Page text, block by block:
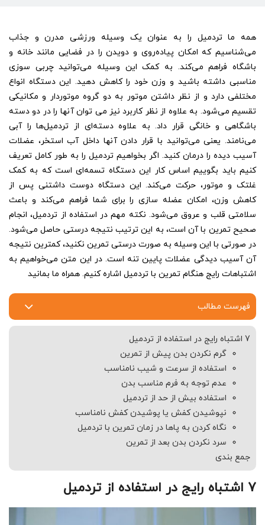
همه ما تردمیل را به عنوان یک وسیله ورزشی مدرن و جذاب
می‌شناسیم که امکان پیاده‌روی و دویدن را در فضایی مانند خانه و
باشگاه فراهم می‌کند. به کمک این وسیله می‌توانید چربی سوزی
مناسبی داشته باشید و وزن خود را کاهش دهید. این دستگاه انواع
مختلفی دارد و از نظر داشتن موتور به دو گروه موتوردار و مکانیکی
تقسیم می‌شود. به علاوه از نظر کاربرد نیز می توان آنها را در دو دسته
باشگاهی و خانگی قرار داد. به علاوه دسته‌ای از تردمیل‌ها را آبی
می‌نامند. یعنی می‌توانید با قرار دادن آنها داخل آب استخر، عضلات
آسیب دیده را درمان کنید. اگر بخواهیم تردمیل را به طور کامل تعریف
کنیم باید بگوییم اساس کار این دستگاه تسمه‌ای است که به کمک
غلتک و موتور، حرکت می‌کند. این دستگاه دوست داشتنی پس از
کاهش وزن، امکان عضله سازی را برای شما فراهم می‌کند و باعث
سلامتی قلب و عروق می‌شود. نکته مهم در استفاده از تردمیل، انجام
صحیح تمرین با آن است، به این ترتیب نتیجه درستی حاصل می‌شود.
در صورتی با این وسیله به صورت درستی تمرین نکنید، کمترین نتیجه
آن آسیب دیدگی عضلات پایین تنه است. در این متن می‌خواهیم به
اشتباهات رایج هنگام تمرین با تردمیل اشاره کنیم. همراه ما بمانید
فهرست مطالب
7 اشتباه رایج در استفاده از تردمیل
گرم نکردن بدن پیش از تمرین
استفاده از سرعت و شیب نامناسب
عدم توجه به فرم مناسب بدن
استفاده بیش از حد از تردمیل
نپوشیدن کفش یا پوشیدن کفش نامناسب
نگاه کردن به پاها در زمان تمرین با تردمیل
سرد نکردن بدن بعد از تمرین
جمع بندی
7 اشتباه رایج در استفاده از تردمیل